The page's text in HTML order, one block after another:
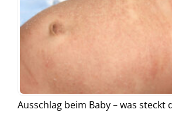
Ausschlag beim Baby – was steckt